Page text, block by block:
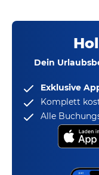
Dein
Exklusive
Komplett
Alle